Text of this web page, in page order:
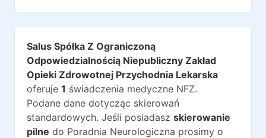
Salus Spółka Z Ograniczoną
Odpowiedzialnością Niepubliczny Zakład
Opieki Zdrowotnej Przychodnia Lekarska
oferuje 1 świadczenia medyczne NFZ.
Podane dane dotycząc skierowań
standardowych. Jeśli posiadasz skierowanie
pilne do Poradnia Neurologiczna prosimy o